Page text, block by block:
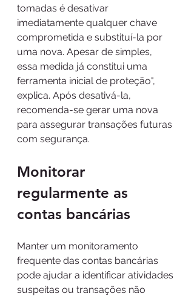
tomadas é desativar
imediatamente qualquer chave
comprometida e substituí-la por
uma nova. Apesar de simples,
essa medida já constitui uma
ferramenta inicial de proteção",
explica. Após desativá-la,
recomenda-se gerar uma nova
para assegurar transações futuras
com segurança.
Monitorar
regularmente as
contas bancárias
Manter um monitoramento
frequente das contas bancárias
pode ajudar a identificar atividades
suspeitas ou transações não